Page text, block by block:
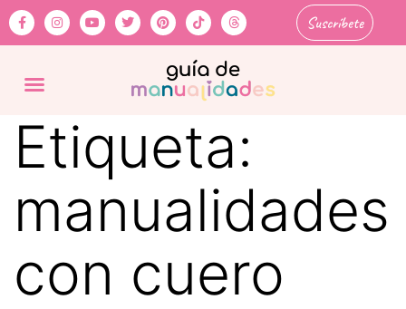
Suscríbete
Etiqueta:
manualidades
con cuero